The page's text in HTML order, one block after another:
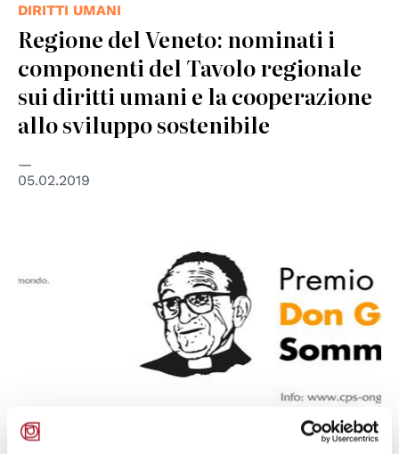
DIRITTI UMANI
Regione del Veneto: nominati i
componenti del Tavolo regionale
sui diritti umani e la cooperazione
allo sviluppo sostenibile
05.02.2019